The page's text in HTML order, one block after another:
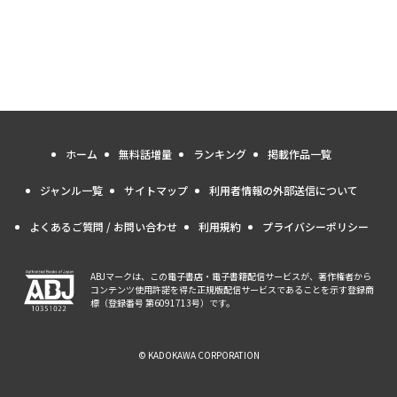
ホーム 無料話増量 ランキング 掲載作品一覧
ジャンル一覧 サイトマップ 利用者情報の外部送信について
よくあるご質問 / お問い合わせ 利用規約 プライバシーポリシー
ABJマークは、この電子書店・電子書籍配信サービスが、著作権者から
コンテンツ使用許諾を得た正規版配信サービスであることを示す登録商
標（登録番号 第6091713号）です。
© KADOKAWA CORPORATION